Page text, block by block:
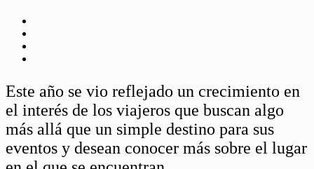
Este año se vio reflejado un crecimiento en
el interés de los viajeros que buscan algo
más allá que un simple destino para sus
eventos y desean conocer más sobre el lugar